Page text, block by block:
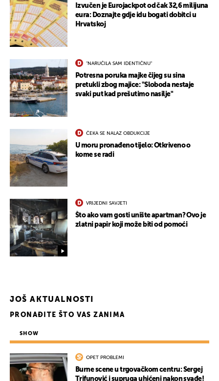
Izvučen je Eurojackpot od čak 32,6 milijuna
eura: Doznajte gdje idu bogati dobitci u
Hrvatskoj
"NARUČILA SAM IDENTIČNU"
Potresna poruka majke čijeg su sina
pretukli zbog majice: "Sloboda nestaje
svaki put kad prešutimo nasilje"
ČEKA SE NALAZ OBDUKCIJE
U moru pronađeno tijelo: Otkriveno o
kome se radi
VRIJEDNI SAVJETI
Što ako vam gosti unište apartman? Ovo je
zlatni papir koji može biti od pomoći
JOŠ AKTUALNOSTI
PRONAĐITE ŠTO VAS ZANIMA
SHOW
OPET PROBLEMI
Burne scene u trgovačkom centru: Sergej
Trifunović i supruga uhićeni nakon svađe!
UKLJUČITE NOTIFIKACIJE